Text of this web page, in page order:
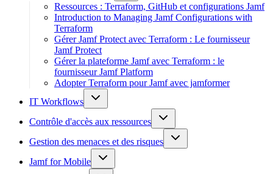
Ressources : Terraform, GitHub et configurations Jamf
Introduction to Managing Jamf Configurations with
Terraform
Gérer Jamf Protect avec Terraform : Le fournisseur
Jamf Protect
Gérer la plateforme Jamf avec Terraform : le
fournisseur Jamf Platform
Adopter Terraform pour Jamf avec jamformer
IT Workflows
Contrôle d'accès aux ressources
Gestion des menaces et des risques
Jamf for Mobile